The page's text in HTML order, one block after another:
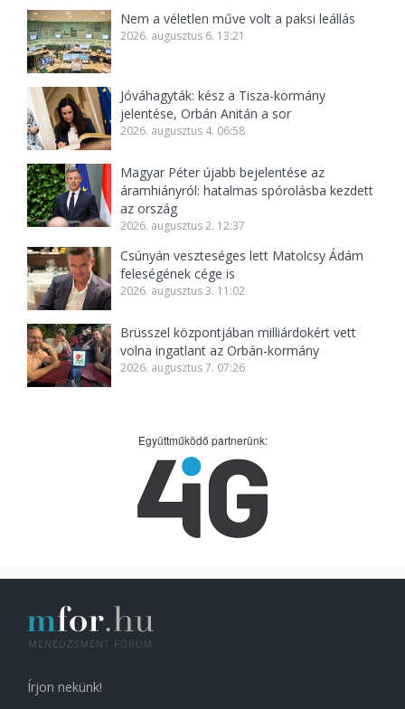
Nem a véletlen műve volt a paksi leállás
2026. augusztus 6. 13:21
Jóváhagyták: kész a Tisza-kormány
jelentése, Orbán Anitán a sor
2026. augusztus 4. 06:58
Magyar Péter újabb bejelentése az
áramhiányról: hatalmas spórolásba kezdett
az ország
2026. augusztus 2. 12:37
Csúnyán veszteséges lett Matolcsy Ádám
feleségének cége is
2026. augusztus 3. 11:02
Brüsszel központjában milliárdokért vett
volna ingatlant az Orbán-kormány
2026. augusztus 7. 07:26
Együttműködő partnerünk:
Írjon nekünk!